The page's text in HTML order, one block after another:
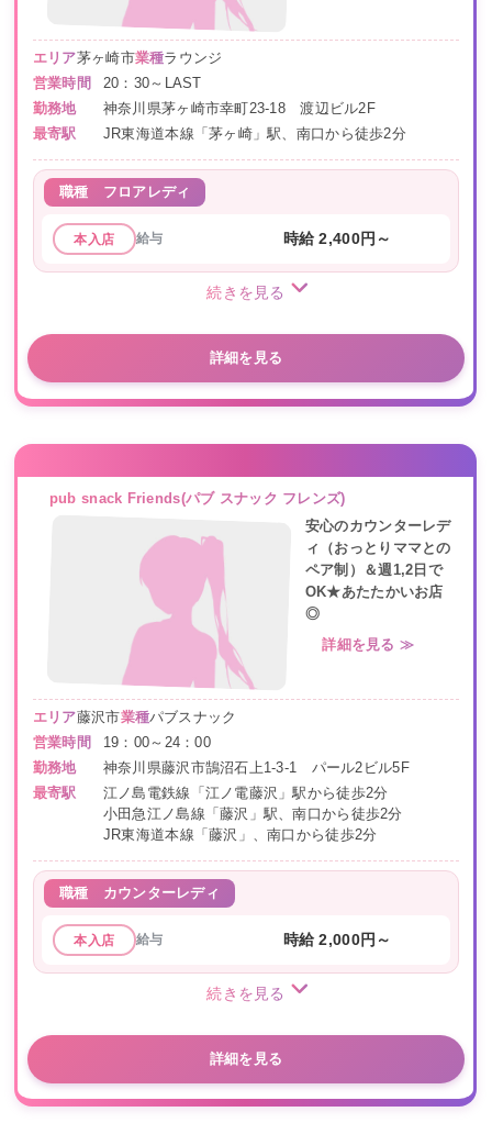
エリア茅ヶ崎市業種ラウンジ
営業時間
20：30～LAST
勤務地
神奈川県茅ヶ崎市幸町23-18 渡辺ビル2F
最寄駅
JR東海道本線「茅ヶ崎」駅、南口から徒歩2分
職種 フロアレディ
本入店 給与 時給 2,400円～
続きを見る
詳細を見る
pub snack Friends(パブ スナック フレンズ)
安心のカウンターレデ
ィ（おっとりママとの
ペア制）＆週1,2日で
OK★あたたかいお店
◎
詳細を見る ≫
エリア藤沢市業種パブスナック
営業時間
19：00～24：00
勤務地
神奈川県藤沢市鵠沼石上1-3-1 パール2ビル5F
最寄駅
江ノ島電鉄線「江ノ電藤沢」駅から徒歩2分
小田急江ノ島線「藤沢」駅、南口から徒歩2分
JR東海道本線「藤沢」、南口から徒歩2分
職種 カウンターレディ
本入店 給与 時給 2,000円～
続きを見る
詳細を見る